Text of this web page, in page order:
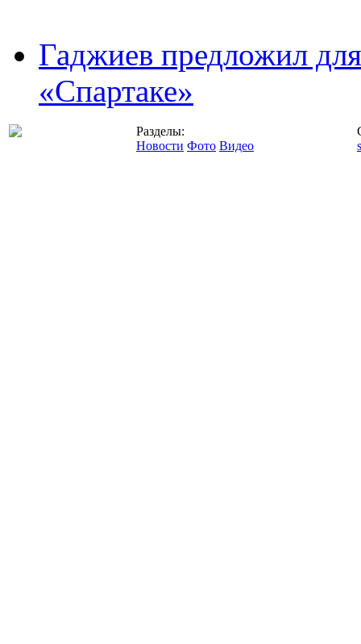
Гаджиев предложил
«Спартаке»
Разделы:
Новости Фото Видео